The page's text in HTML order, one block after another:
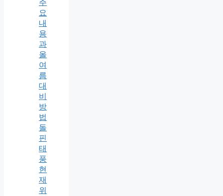
주
요
내
용
과
올
여
름
대
비
방
법
돌
핀
태
풍
현
재
위